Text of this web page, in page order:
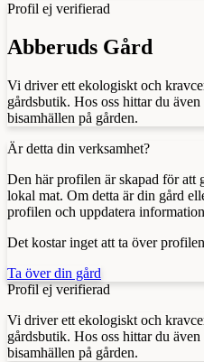
Profil ej verifierad
Abberuds Gård
Vi driver ett ekologiskt och
gårdsbutik. Hos oss hittar du
bisamhällen på gården.
Är detta din verksamhet?
Den här profilen är skapad för att
lokal mat. Om detta är din gård
profilen och uppdatera
Det kostar inget att ta över
Ta över din gård
Profil ej verifierad
Vi driver ett ekologiskt och
gårdsbutik. Hos oss hittar du
bisamhällen på gården.